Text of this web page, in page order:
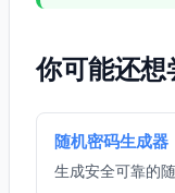
你可能还想
随机密码生成器
生成安全可靠的